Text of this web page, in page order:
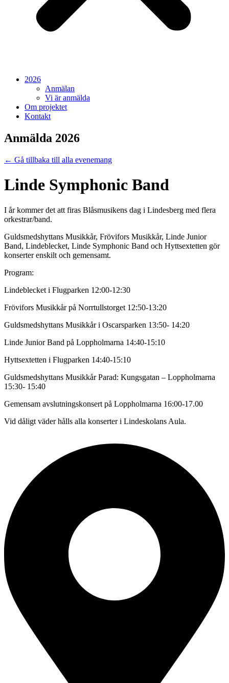
2026
Anmälan
Vi är anmälda
Om projektet
Kontakt
Anmälda 2026
← Gå tillbaka till alla evenemang
Linde Symphonic Band
I år kommer det att firas Blåsmusikens dag i Lindesberg med flera
orkestrar/band.
Guldsmedshyttans Musikkår, Frövifors Musikkår, Linde Junior
Band, Lindeblecket, Linde Symphonic Band och Hyttsextetten gör
konserter enskilt och gemensamt.
Program:
Lindeblecket i Flugparken 12:00-12:30
Frövifors Musikkår på Norrtullstorget 12:50-13:20
Guldsmedshyttans Musikkår i Oscarsparken 13:50- 14:20
Linde Junior Band på Loppholmarna 14:40-15:10
Hyttsextetten i Flugparken 14:40-15:10
Guldsmedshyttans Musikkår Parad: Kungsgatan – Loppholmarna
15:30- 15:40
Gemensam avslutningskonsert på Loppholmarna 16:00-17.00
Vid dåligt väder hålls alla konserter i Lindeskolans Aula.